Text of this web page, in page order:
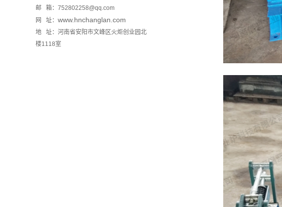
邮 箱：752802258@qq.com
网 址： www.hnchanglan.com
地 址：河南省安阳市文峰区火炬创业园北
楼1118室